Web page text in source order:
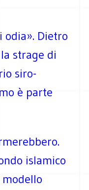
odia». Dietro
strage di
siro-
è parte
islamico